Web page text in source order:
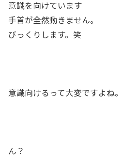
意識を向けています
手首が全然動きません。
びっくりします。笑
意識向けるって大変ですよね。
ん？